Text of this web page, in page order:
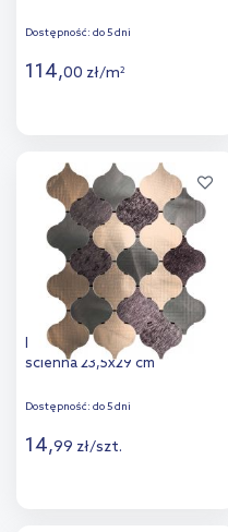
Dostępność: do 5 dni
114,00 zł/m2
Dodaj do
porównania
Iryda Marakesz Pink mozaika
ścienna 23,5x29 cm
Dostępność: do 5 dni
14,99 zł/szt.